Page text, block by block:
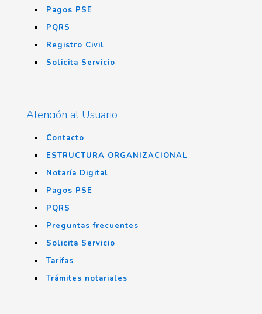
Pagos PSE
PQRS
Registro Civil
Solicita Servicio
Atención al Usuario
Contacto
ESTRUCTURA ORGANIZACIONAL
Notaría Digital
Pagos PSE
PQRS
Preguntas frecuentes
Solicita Servicio
Tarifas
Trámites notariales